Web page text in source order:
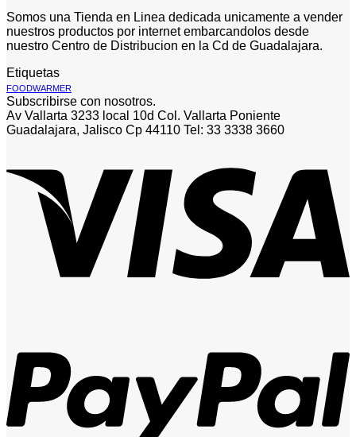
Somos una Tienda en Linea dedicada unicamente a vender
nuestros productos por internet embarcandolos desde
nuestro Centro de Distribucion en la Cd de Guadalajara.
Etiquetas
FOODWARMER
Subscribirse con nosotros.
Av Vallarta 3233 local 10d Col. Vallarta Poniente
Guadalajara, Jalisco Cp 44110 Tel: 33 3338 3660